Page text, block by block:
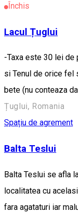
Închis
Lacul Țuglui
-Taxa este 30 lei de
si Tenul de orice fel
bete (nu conteaza
Țuglui, Romania
Spațiu de agrement
Balta Teslui
Balta Teslui se afla
localitatea cu
fara agataturi iar